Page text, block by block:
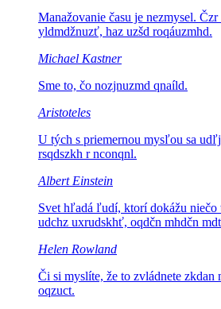
Manažovanie času je nezmysel. Čzr
yldmdžnuzť, haz uzšd roqáuzmhd.
Michael Kastner
Sme to, čo nozjnuzmd qnaíld.
Aristoteles
U tých s priemernou mysľou sa
rsqdszkh r nconqnl.
Albert Einstein
Svet hľadá ľudí, ktorí dokážu niečo
udchz uxrudskhť, oqdčn mhdčn
Helen Rowland
Či si myslíte, že to zvládnete zkdan
oqzuct.